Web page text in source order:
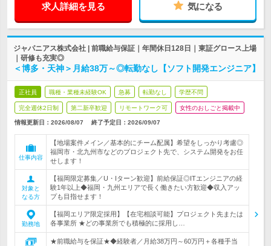
求人詳細を見る 気になる
ジャパニアス株式会社 | 前職給与保証｜年間休日128日｜東証グロース上場
｜研修も充実◎
＜博多・天神＞月給38万～◎転勤なし【ソフト開発エンジニア】
正社員 職種・業種未経験OK 急募 転勤なし 学歴不問
完全週休2日制 第二新卒歓迎 リモートワーク可 女性のおしごと掲載中
情報更新日：2026/08/07 終了予定日： 2026/09/07
仕事内容
【地場案件メイン／基本的にチーム配属】希望をしっかり考慮◎
福岡市・北九州市などのプロジェクト先で、システム開発をお任
せします！
対象と
なる方
【福岡限定募集／U・Iターン歓迎】前給保証◎ITエンジニアの経
験1年以上◆福岡・九州エリアで長く働きたい方歓迎◆収入アッ
プも目指せます！
勤務地
【福岡エリア限定採用】【在宅相談可能】プロジェクト先または
各事業所 ★どの事業所でも積極的に採用し…
★前職給与を保証★◆経験者／月給38万円～60万円＋各種手当